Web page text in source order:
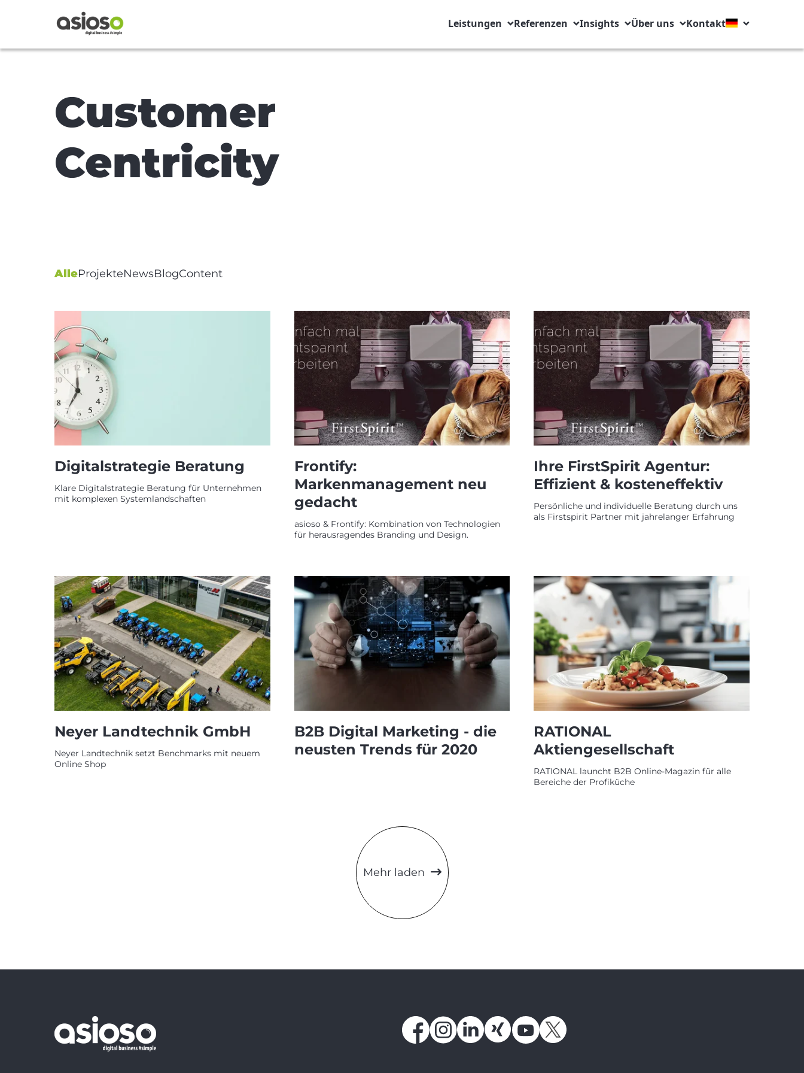
Leistungen Referenzen Insights Über uns Kontakt
Customer
Centricity
AlleProjekteNewsBlogContent
Digitalstrategie Beratung
Klare Digitalstrategie Beratung für Unternehmen
mit komplexen Systemlandschaften
Frontify:
Markenmanagement neu
gedacht
asioso & Frontify: Kombination von Technologien
für herausragendes Branding und Design.
Ihre FirstSpirit Agentur:
Effizient & kosteneffektiv
Persönliche und individuelle Beratung durch uns
als Firstspirit Partner mit jahrelanger Erfahrung
Neyer Landtechnik GmbH
Neyer Landtechnik setzt Benchmarks mit neuem
Online Shop
B2B Digital Marketing - die
neusten Trends für 2020
RATIONAL
Aktiengesellschaft
RATIONAL launcht B2B Online-Magazin für alle
Bereiche der Profiküche
Mehr laden